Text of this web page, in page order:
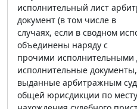
исполнительный лист
документ (в том числе в
случаях, если в сводном
объединены наряду с
прочими исполнительными
исполнительные документы,
выданные арбитражным
общей юрисдикции по месту